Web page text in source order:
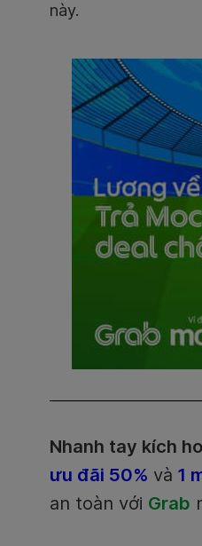
này.
Nhanh tay kích
ưu đãi 50% và 1
an toàn với Grab